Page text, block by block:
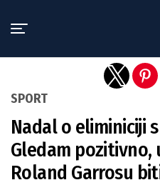
SPORT
Nadal o eliminiciji
Gledam pozitivno,
Roland Garrosu